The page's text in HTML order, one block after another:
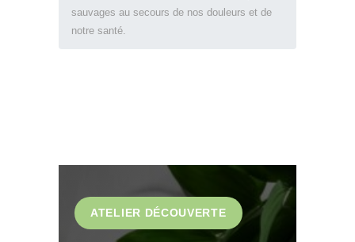
sauvages au secours de nos douleurs et de
notre santé.
ATELIER DÉCOUVERTE